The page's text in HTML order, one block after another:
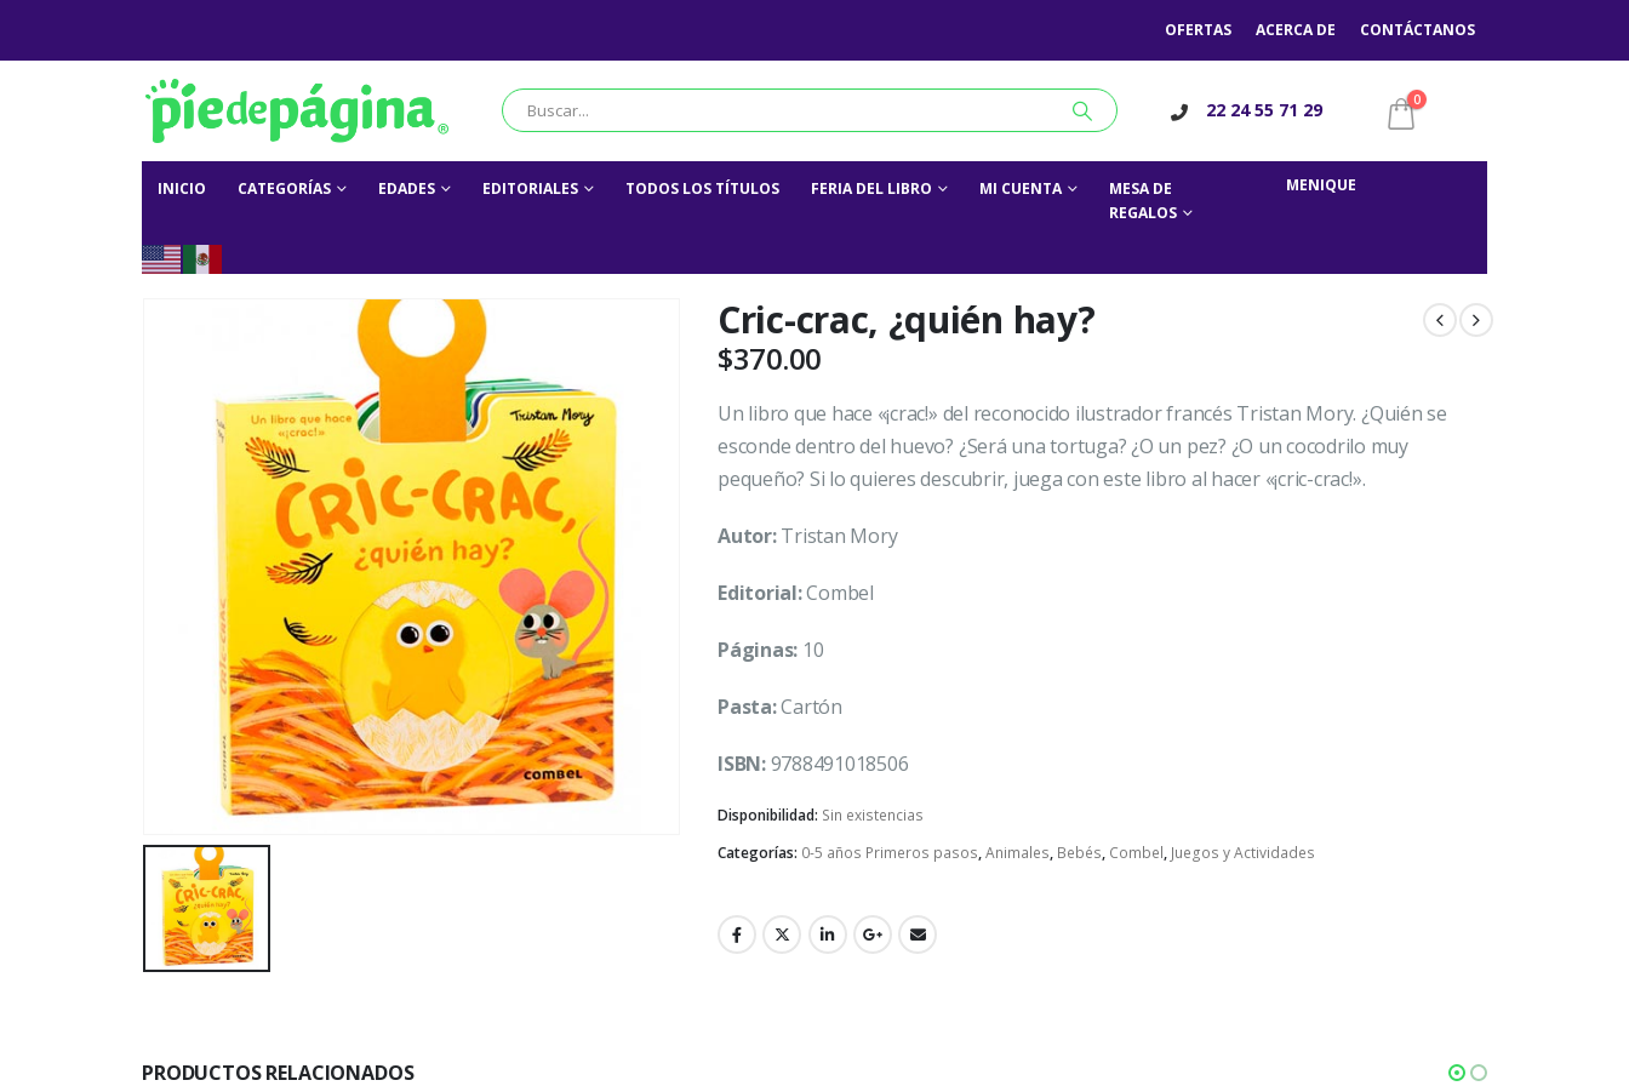
OFERTAS ACERCA DE CONTÁCTANOS
22 24 55 71 29 0
INICIO CATEGORÍAS EDADES EDITORIALES TODOS LOS TÍTULOS FERIA DEL LIBRO MI CUENTA
MESA DE
REGALOS
MENIQUE
Cric-crac, ¿quién hay?
$370.00
Un libro que hace «¡crac!» del reconocido ilustrador francés Tristan Mory. ¿Quién se
esconde dentro del huevo? ¿Será una tortuga? ¿O un pez? ¿O un cocodrilo muy
pequeño? Si lo quieres descubrir, juega con este libro al hacer «¡cric-crac!».
Autor:Tristan Mory
Editorial:Combel
Páginas: 10
Pasta:Cartón
ISBN:9788491018506
Disponibilidad: Sin existencias
Categorías: 0-5 años Primeros pasos,Animales, Bebés, Combel, Juegos y Actividades
PRODUCTOS RELACIONADOS